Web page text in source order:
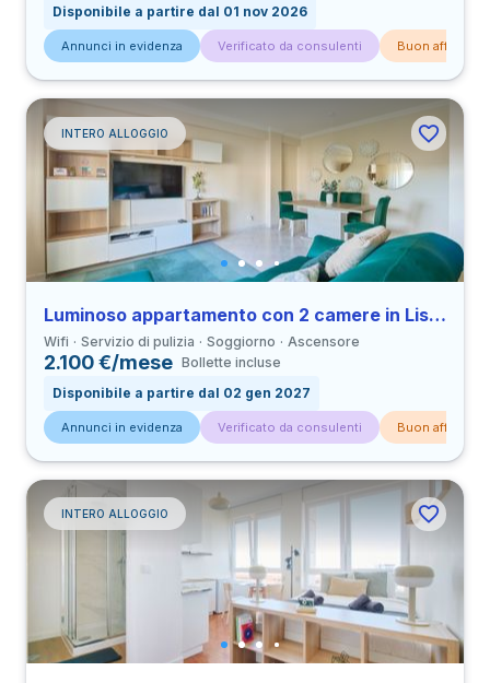
Disponibile a partire dal 01 nov 2026
Annunci in evidenza Verificato da consulenti Buon affare
INTERO ALLOGGIO
Luminoso appartamento con 2 camere in Lisboa vicino alla stazione della linea Gialla
Wifi Servizio di pulizia Soggiorno Ascensore
2.100 €/mese Bollette incluse
Disponibile a partire dal 02 gen 2027
Annunci in evidenza Verificato da consulenti Buon affare
INTERO ALLOGGIO